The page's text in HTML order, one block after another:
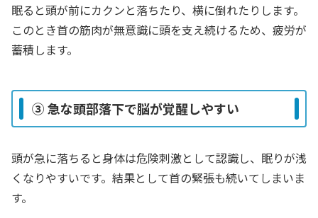
眠ると頭が前にカクンと落ちたり、横に倒れたりします。
このとき首の筋肉が無意識に頭を支え続けるため、疲労が
蓄積します。
③ 急な頭部落下で脳が覚醒しやすい
頭が急に落ちると身体は危険刺激として認識し、眠りが浅
くなりやすいです。結果として首の緊張も続いてしまいま
す。